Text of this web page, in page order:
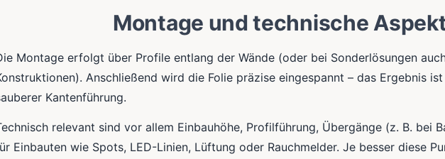
Montage und technische
Montage erfolgt über Profile entlang der Wände (oder bei Sonderlösungen
Anschließend wird die Folie präzise eingespannt – das Ergebnis
Kantenführung.
relevant sind vor allem Einbauhöhe, Profilführung, Übergänge (z. B. bei
Einbauten wie Spots, LED-Linien, Lüftung oder Rauchmelder. Je besser diese